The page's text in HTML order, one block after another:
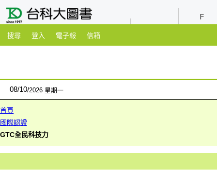
搜尋 登入 電子報 信箱
08/10 2026 星期一
首頁
國際認證
GTC全民科技力